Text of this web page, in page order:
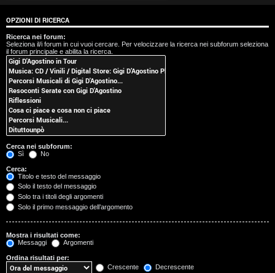
i
s
e
n
z
a
r
i
s
p
o
s
OPZIONI DI RICERCA
Ricerca nei forum:
Seleziona il/i forum in cui vuoi cercare. Per velocizzare la ricerca nei subforum seleziona
il forum principale e abilita la ricerca.
Cerca nei subforum:
Sì
No
Cerca:
Titolo e testo del messaggio
Solo il testo del messaggio
Solo tra i titoli degli argomenti
Solo il primo messaggio dell’argomento
Mostra i risultati come:
Messaggi
Argomenti
Ordina risultati per:
Crescente
Decrescente